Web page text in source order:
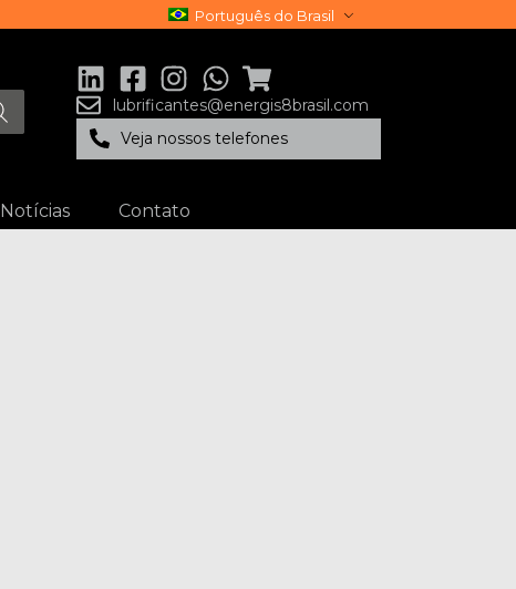
Português do Brasil
lubrificantes@energis8brasil.com
Veja nossos telefones
Notícias Contato